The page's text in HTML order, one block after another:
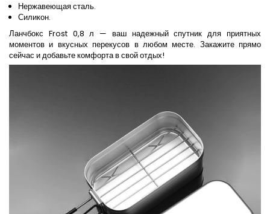
Нержавеющая сталь.
Силикон.
Ланчбокс Frost 0,8 л — ваш надежный спутник для приятных
моментов и вкусных перекусов в любом месте. Закажите прямо
сейчас и добавьте комфорта в свой отдых!